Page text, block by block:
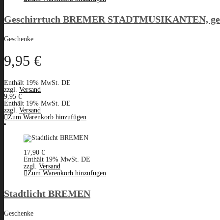
Geschirrtuch BREMER STADTMUSIKANTEN,
Geschenke
9,95 €
Enthält 19% MwSt. DE
zzgl. Versand
9,95 €
Enthält 19% MwSt. DE
zzgl. Versand
Zum Warenkorb hinzufügen
17,90 €
Enthält 19% MwSt. DE
zzgl. Versand
Zum Warenkorb hinzufügen
Stadtlicht BREMEN
Geschenke